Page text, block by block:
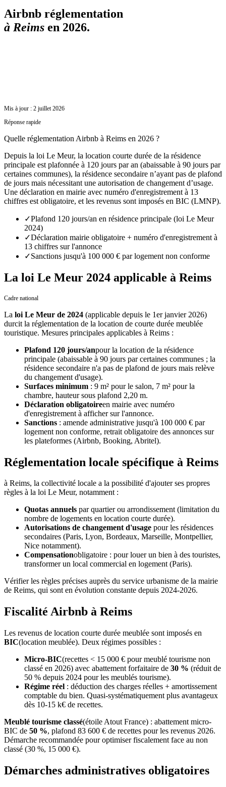
Airbnb réglementation
à Reims en 2026.
Mis à jour : 2 juillet 2026
Réponse rapide
Quelle réglementation Airbnb à Reims en 2026 ?
Depuis la loi Le Meur, la location courte durée de la résidence
principale est plafonnée à 120 jours par an (abaissable à 90 jours par
certaines communes), la résidence secondaire n’ayant pas de plafond
de jours mais nécessitant une autorisation de changement d’usage.
Une déclaration en mairie avec numéro d'enregistrement à 13
chiffres est obligatoire, et les revenus sont imposés en BIC (LMNP).
✓Plafond 120 jours/an en résidence principale (loi Le Meur
2024)
✓Déclaration mairie obligatoire + numéro d'enregistrement à
13 chiffres sur l'annonce
✓Sanctions jusqu'à 100 000 € par logement non conforme
La loi Le Meur 2024 applicable à Reims
Cadre national
La loi Le Meur de 2024 (applicable depuis le 1er janvier 2026)
durcit la réglementation de la location de courte durée meublée
touristique. Mesures principales applicables à Reims :
Plafond 120 jours/anpour la location de la résidence
principale (abaissable à 90 jours par certaines communes ; la
résidence secondaire n'a pas de plafond de jours mais relève
du changement d'usage).
Surfaces minimum : 9 m² pour le salon, 7 m² pour la
chambre, hauteur sous plafond 2,20 m.
Déclaration obligatoireen mairie avec numéro
d'enregistrement à afficher sur l'annonce.
Sanctions : amende administrative jusqu'à 100 000 € par
logement non conforme, retrait obligatoire des annonces sur
les plateformes (Airbnb, Booking, Abritel).
Réglementation locale spécifique à Reims
à Reims, la collectivité locale a la possibilité d'ajouter ses propres
règles à la loi Le Meur, notamment :
Quotas annuels par quartier ou arrondissement (limitation du
nombre de logements en location courte durée).
Autorisations de changement d'usage pour les résidences
secondaires (Paris, Lyon, Bordeaux, Marseille, Montpellier,
Nice notamment).
Compensationobligatoire : pour louer un bien à des touristes,
transformer un local commercial en logement (Paris).
Vérifier les règles précises auprès du service urbanisme de la mairie
de Reims, qui sont en évolution constante depuis 2024-2026.
Fiscalité Airbnb à Reims
Les revenus de location courte durée meublée sont imposés en
BIC(location meublée). Deux régimes possibles :
Micro-BIC(recettes < 15 000 € pour meublé tourisme non
classé en 2026) avec abattement forfaitaire de 30 % (réduit de
50 % depuis 2024 pour les meublés tourisme).
Régime réel : déduction des charges réelles + amortissement
comptable du bien. Quasi-systématiquement plus avantageux
dès 10-15 k€ de recettes.
Meublé tourisme classé(étoile Atout France) : abattement micro-
BIC de 50 %, plafond 83 600 € de recettes pour les revenus 2026.
Démarche recommandée pour optimiser fiscalement face au non
classé (30 %, 15 000 €).
Démarches administratives obligatoires